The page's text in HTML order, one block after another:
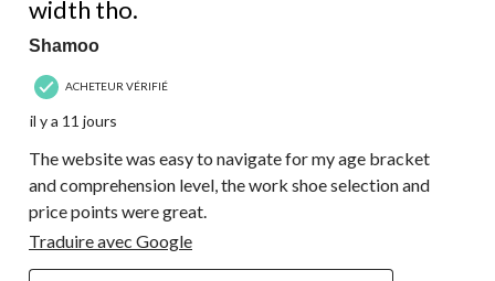
width tho.
Shamoo
ACHETEUR VÉRIFIÉ
il y a 11 jours
The website was easy to navigate for my age bracket
and comprehension level, the work shoe selection and
price points were great.
Traduire avec Google